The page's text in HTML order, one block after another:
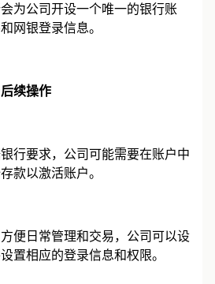
公司开设一个唯一的银行账
网银登录信息。
续操作
要求，公司可能需要在账户中
款以激活账户。
日常管理和交易，公司可以设
置相应的登录信息和权限。